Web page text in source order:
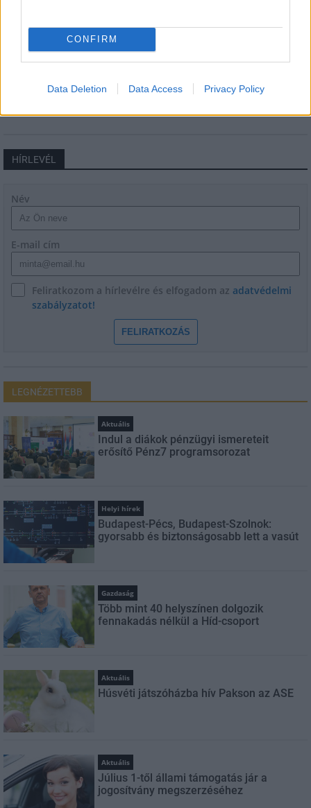
CONFIRM
Data Deletion Data Access Privacy Policy
Másfélszeresére bővítik
Hódmezővásárhely jó hírű református
HÍRLEVÉL
Név
E-mail cím
Feliratkozom a hírlevélre és elfogadom az adatvédelmi
szabályzatot!
FELIRATKOZÁS
LEGNÉZETTEBB
Aktuális
Indul a diákok pénzügyi ismereteit
erősítő Pénz7 programsorozat
Helyi hírek
Budapest-Pécs, Budapest-Szolnok:
gyorsabb és biztonságosabb lett a vasút
Gazdaság
Több mint 40 helyszínen dolgozik
fennakadás nélkül a Híd-csoport
Aktuális
Húsvéti játszóházba hív Pakson az ASE
Aktuális
Július 1-től állami támogatás jár a
jogosítvány megszerzéséhez